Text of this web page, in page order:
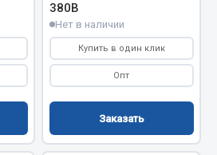
380В
Нет в наличии
Купить в один клик
Опт
Заказать